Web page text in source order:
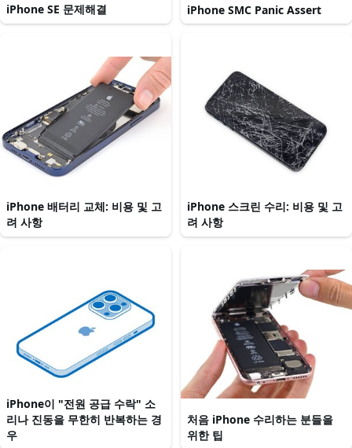
iPhone SE 문제해결 iPhone SMC Panic Assert
iPhone 배터리 교체: 비용 및 고
려 사항
iPhone 스크린 수리: 비용 및 고
려 사항
iPhone이 "전원 공급 수락" 소
리나 진동을 무한히 반복하는 경
우
처음 iPhone 수리하는 분들을
위한 팁